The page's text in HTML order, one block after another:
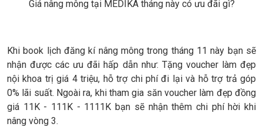
Giá nâng mông tại MEDIKA tháng này có ưu đãi gì?
Khi book lịch đăng kí nâng mông trong tháng 11 này bạn sẽ
nhận được các ưu đãi hấp dẫn như: Tặng voucher làm đẹp
nội khoa trị giá 4 triệu, hỗ trợ chi phí đi lại và hỗ trợ trả góp
0% lãi suất. Ngoài ra, khi tham gia săn voucher làm đẹp đồng
giá 11K - 111K - 1111K bạn sẽ nhận thêm chi phí hời khi
nâng vòng 3.